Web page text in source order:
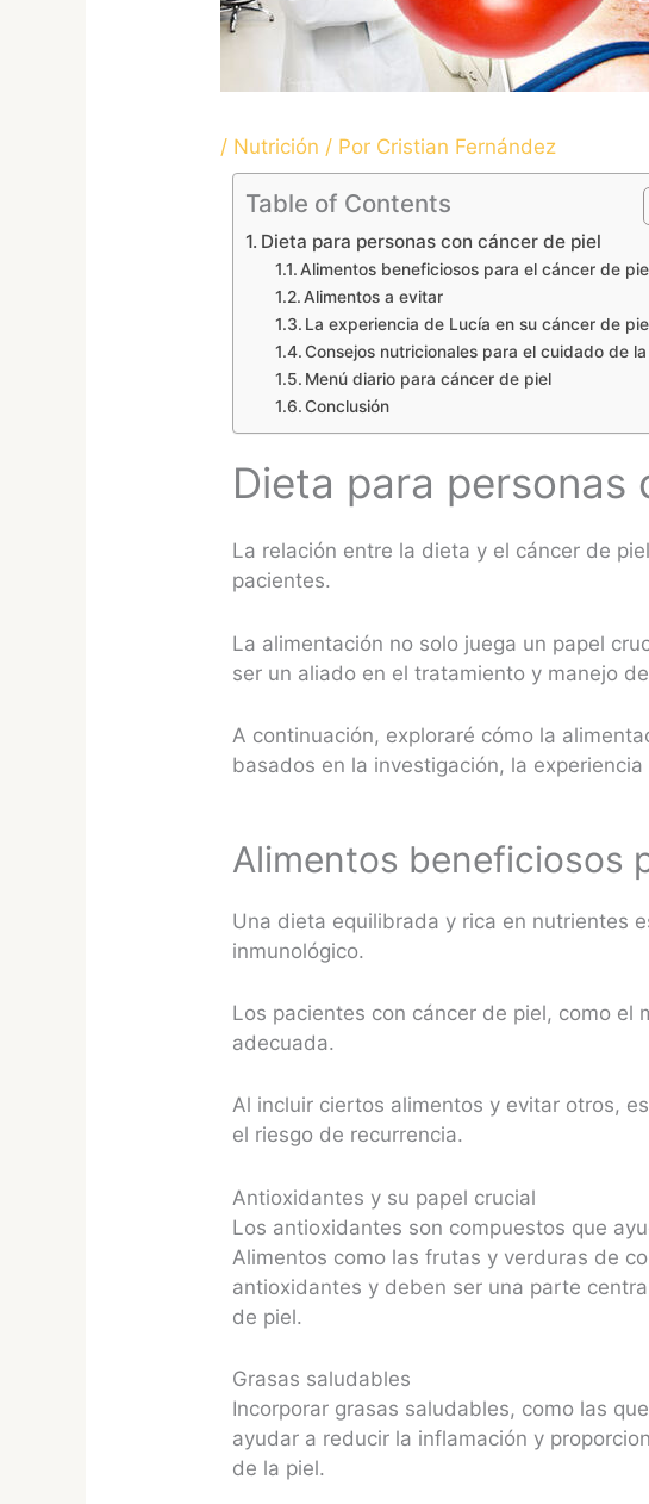
/ Nutrición / Por Cristian Fernández
Table of Contents
Dieta para personas con cáncer de piel
Alimentos beneficiosos para el cáncer de
Alimentos a evitar
La experiencia de Lucía en su cáncer de
Consejos nutricionales para el cuidado de
Menú diario para cáncer de piel
Conclusión
Dieta para personas
La relación entre la dieta y el cáncer de
pacientes.
La alimentación no solo juega un papel
ser un aliado en el tratamiento y manejo
A continuación, exploraré cómo la
basados en la investigación, la
Alimentos beneficiosos
Una dieta equilibrada y rica en nutrientes
inmunológico.
Los pacientes con cáncer de piel, como el
adecuada.
Al incluir ciertos alimentos y evitar otros,
el riesgo de recurrencia.
Antioxidantes y su papel crucial
Los antioxidantes son compuestos que
Alimentos como las frutas y verduras de
antioxidantes y deben ser una parte
de piel.
Grasas saludables
Incorporar grasas saludables, como las
ayudar a reducir la inflamación y
de la piel.